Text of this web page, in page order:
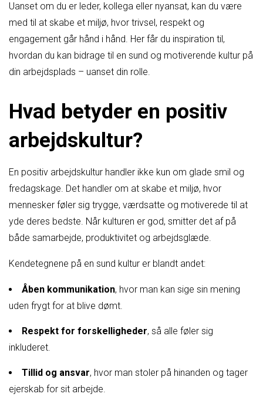
Uanset om du er leder, kollega eller nyansat, kan du være
med til at skabe et miljø, hvor trivsel, respekt og
engagement går hånd i hånd. Her får du inspiration til,
hvordan du kan bidrage til en sund og motiverende kultur på
din arbejdsplads – uanset din rolle.
Hvad betyder en positiv
arbejdskultur?
En positiv arbejdskultur handler ikke kun om glade smil og
fredagskage. Det handler om at skabe et miljø, hvor
mennesker føler sig trygge, værdsatte og motiverede til at
yde deres bedste. Når kulturen er god, smitter det af på
både samarbejde, produktivitet og arbejdsglæde.
Kendetegnene på en sund kultur er blandt andet:
Åben kommunikation, hvor man kan sige sin mening
uden frygt for at blive dømt.
Respekt for forskelligheder, så alle føler sig
inkluderet.
Tillid og ansvar, hvor man stoler på hinanden og tager
ejerskab for sit arbejde.